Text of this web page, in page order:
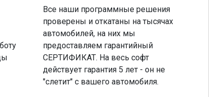
Все наши программные решения
проверены и откатаны на тысячах
автомобилей, на них мы
предоставляем гарантийный
СЕРТИФИКАТ. На весь софт
действует гарантия 5 лет - он не
"слетит" с вашего автомобиля.